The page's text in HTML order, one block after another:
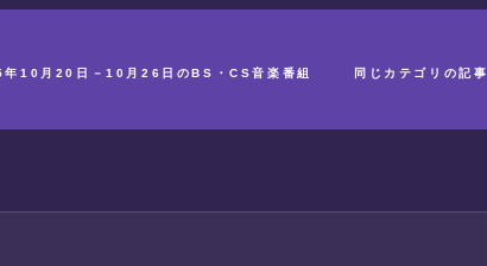
10月20日－10月26日のBS・CS音楽番組 同じカテゴリの記事